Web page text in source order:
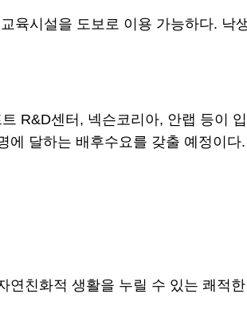
육시설을 도보로 이용 가능하다. 낙
R&D센터, 넥슨코리아, 안랩 등이
에 달하는 배후수요를 갖출 예정이다.
친화적 생활을 누릴 수 있는 쾌적